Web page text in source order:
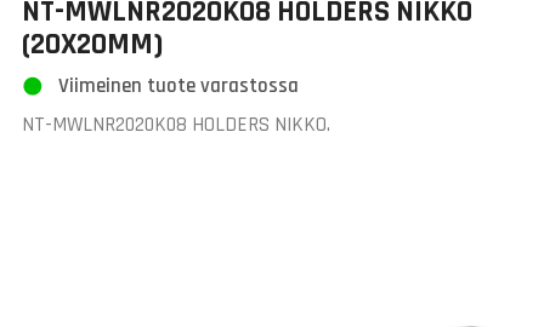
NT-MWLNR2020K08 HOLDERS NIKKO
(20X20MM)
Viimeinen tuote varastossa
NT-MWLNR2020K08 HOLDERS NIKKO.